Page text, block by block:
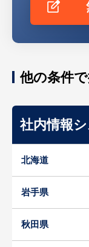
他の条件
社内情報
北海道
岩手県
秋田県